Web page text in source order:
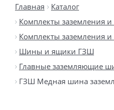
Главная
Каталог
Комплекты заземления
Комплекты заземления
Шины и ящики ГЗШ
Главные заземляющие
ГЗШ Медная шина